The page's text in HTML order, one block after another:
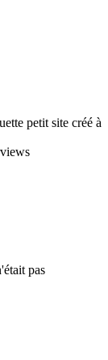
petit site créé à
pas